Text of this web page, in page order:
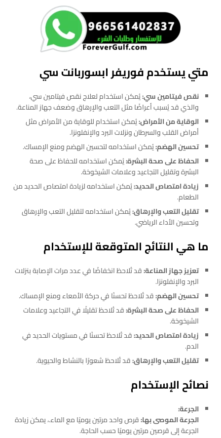
متي يستخدم فوريفر ابسوربانت سي
نقص فيتامين سي:يُمكن استخدام لعلاج نقص فيتامين سي،
والذي قد يُسبب أعراضًا مثل التعب والإرهاق وضعف جهاز المناعة.
الوقاية من الأمراض:يُمكن استخدام للوقاية من الأمراض مثل
أمراض القلب والسرطان ونزلات البرد والإنفلونزا.
تحسين الهضم:يُمكن استخدامه لتحسين الهضم ومنع الإمساك.
الحفاظ على صحة البشرة:يُمكن استخدامه للحفاظ على صحة
البشرة وتقليل التجاعيد وعلامات الشيخوخة.
زيادة امتصاص الحديد:يُمكن استخدامه لزيادة امتصاص الحديد من
الطعام.
تقليل التعب والإرهاق:يُمكن استخدامه لتقليل التعب والإرهاق
وتحسين الأداء الرياضي.
ما هي النتائج المتوقعة للإستخدام
تعزيز جهاز المناعة:قد تُلاحظ انخفاضًا في عدد مرات الإصابة بنزلات
البرد والإنفلونزا.
تحسين الهضم:قد تُلاحظ تحسنًا في حركة الأمعاء ومنع الإمساك.
الحفاظ على صحة البشرة:قد تُلاحظ تقليلًا في التجاعيد وعلامات
الشيخوخة.
زيادة امتصاص الحديد:قد تُلاحظ تحسنًا في مستويات الحديد في
الدم.
تقليل التعب والإرهاق:قد تُلاحظ شعورًا بالنشاط والحيوية.
نصائح الإستخدام
الجرعة:
الجرعة الموصى بها:قرص واحد مرتين يوميًا مع الماء.، يمكن زيادة
الجرعة إلى قرصين مرتين يوميًا حسب الحاجة.